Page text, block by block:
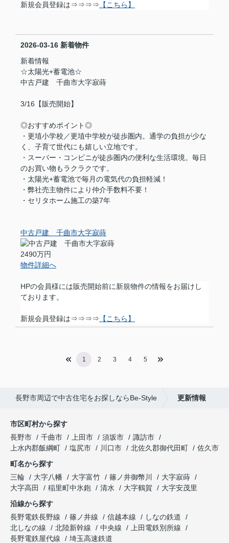
新規会員登録は⇒⇒⇒⇒ 【こちら】
2026-03-16 新着物件
新着情報
☆太陽光+蓄電池☆
中古戸建 千曲市大字寂蒔
3/16【販売開始】
◎おすすめポイント◎
・更埴小学校／更埴中学校が徒歩圏内。通学の負担が少な
く、子育て世代にも嬉しい立地です。
・スーパー・コンビニが徒歩圏内の便利な生活環境。毎日
のお買い物もラクラクです。
・太陽光+蓄電池で毎月の電気代の負担軽減！
・弊社売主物件により仲介手数料不要！
・セリタホーム施工の築7年
中古戸建 千曲市大字寂蒔
2490万円
物件詳細へ
HPの会員様には販売開始前に新規物件の情報をお届けし
ております。
新規会員登録は⇒⇒⇒⇒ 【こちら】
1 2 3 4 5
長野市周辺で中古住宅をお探しならBe-Style 更新情報
市区町村から探す
長野市
千曲市 上田市 須坂市
諏訪市
上水内郡飯綱町
塩尻市 川口市 北佐久郡御代田町
佐久市
町名から探す
三輪
大字八幡 大字富竹 篠ノ井御幣川
大字寂蒔
大字高田
稲里町中氷鉋 清水 大字鶴賀
大字安茂里
沿線から探す
長野電鉄長野線
篠ノ井線 信越本線
しなの鉄道
北しなの線
北陸新幹線 中央線
上田電鉄別所線
長野電鉄屋代線
埼玉高速鉄道